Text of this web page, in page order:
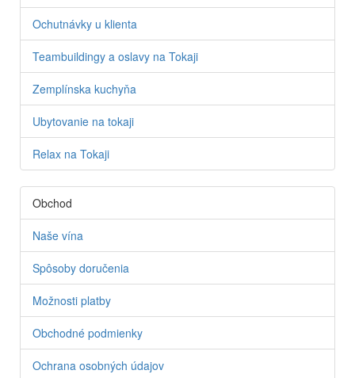
Ochutnávky u klienta
Teambuildingy a oslavy na Tokaji
Zemplínska kuchyňa
Ubytovanie na tokaji
Relax na Tokaji
Obchod
Naše vína
Spôsoby doručenia
Možnosti platby
Obchodné podmienky
Ochrana osobných údajov